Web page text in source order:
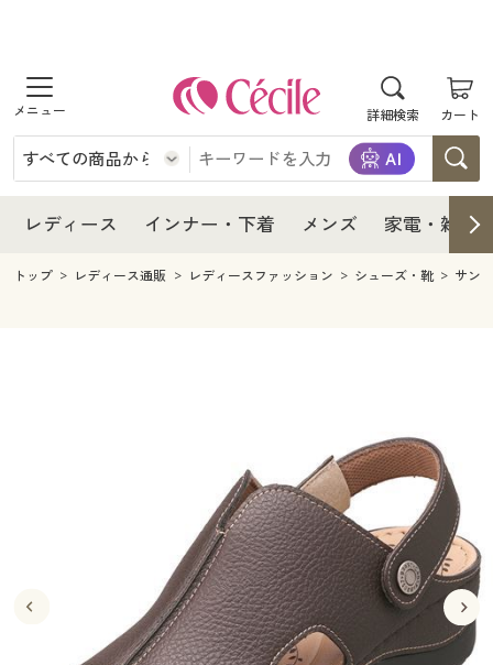
詳細検索 カート
商品を探す
レディース
レディースファッション
インナー・下着
インナー・下着通販すべて
メンズ
カーテン・ラグ・ファブリック
美容・健康・サプリメント
制服・スクールすべて
制服・学生服
大きいサイズ通販すべて
レディース インナー・下着 メンズ 家電・雑貨
レディース
レディース通販すべて
レディースファッション
インナー・下着
インナー・下着通販すべて
メンズ
カーテン・ラグ・ファブリック
美容・健康・サプリメント
ジュニア・ティーンズ下着
大きいサイズ通販すべて
大きいサイズ レディース服
バーゲンセール
トップ レディース通販 レディースファッション シューズ・靴 サン